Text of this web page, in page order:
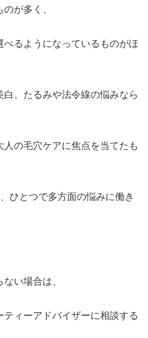
が多く、
るようになっているものがほ
白、たるみや法令線の悩みなら
の毛穴ケアに焦点を当てたも
ひとつで多方面の悩みに働き
い場合は、
ティーアドバイザーに相談する